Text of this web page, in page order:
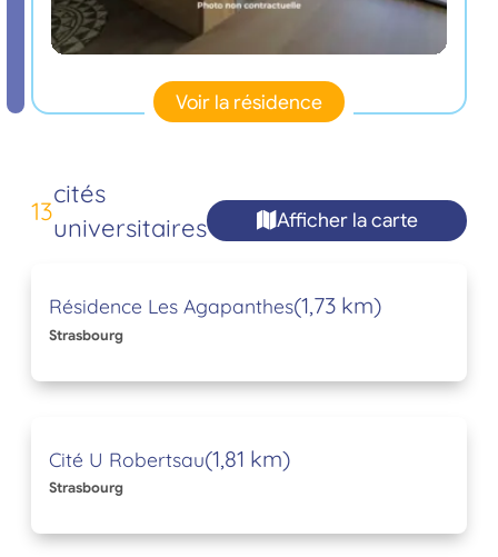
Voir la résidence
13
cités
universitaires
Afficher la carte
Résidence Les Agapanthes(1,73 km)
Strasbourg
Cité U Robertsau(1,81 km)
Strasbourg